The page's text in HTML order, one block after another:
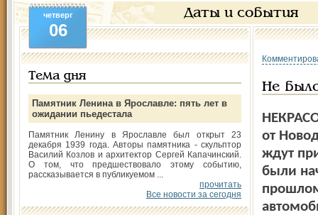
Даты и события
четверг
06
Тема дня
Памятник Ленина в Ярославле: пять лет в
ожидании пьедестала
Памятник Ленину в Ярославле был открыт 23
декабря 1939 года. Авторы памятника - скульптор
Василий Козлов и архитектор Сергей Капачинский.
О том, что предшествовало этому событию,
рассказывается в публикуемом ...
прочитать
Все новости за сегодня
Не
от
ждут
были